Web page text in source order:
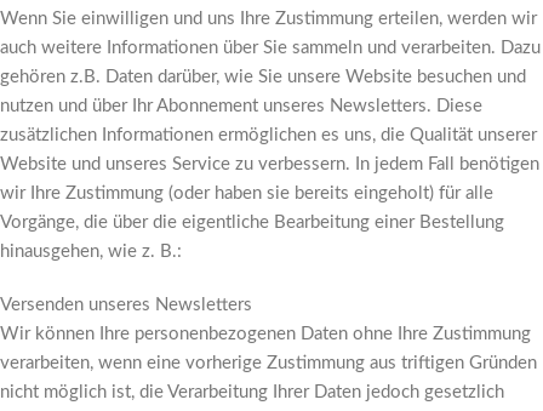
Wenn Sie einwilligen und uns Ihre Zustimmung erteilen, werden wir
auch weitere Informationen über Sie sammeln und verarbeiten. Dazu
gehören z.B. Daten darüber, wie Sie unsere Website besuchen und
nutzen und über Ihr Abonnement unseres Newsletters. Diese
zusätzlichen Informationen ermöglichen es uns, die Qualität unserer
Website und unseres Service zu verbessern. In jedem Fall benötigen
wir Ihre Zustimmung (oder haben sie bereits eingeholt) für alle
Vorgänge, die über die eigentliche Bearbeitung einer Bestellung
hinausgehen, wie z. B.:
Versenden unseres Newsletters
Wir können Ihre personenbezogenen Daten ohne Ihre Zustimmung
verarbeiten, wenn eine vorherige Zustimmung aus triftigen Gründen
nicht möglich ist, die Verarbeitung Ihrer Daten jedoch gesetzlich